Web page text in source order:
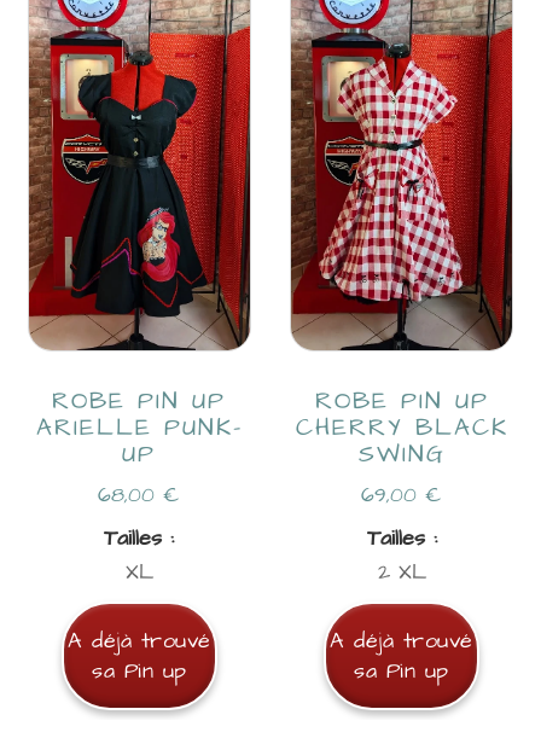
ROBE PIN UP
ARIELLE PUNK-
UP
68,00€
Tailles :
XL
A déjà trouvé
sa Pin up
ROBE PIN UP
CHERRY BLACK
SWING
69,00€
Tailles :
2 XL
A déjà trouvé
sa Pin up